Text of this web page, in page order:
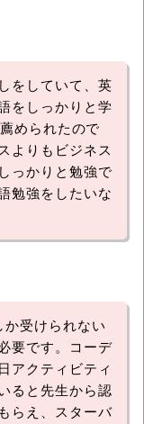
をしていて、英
をしっかりと学
められたので
よりもビジネス
っかりと勉強で
勉強をしたいな
か受けられない
要です。コーデ
アクティビティ
ると先生から認
らえ、スターバ